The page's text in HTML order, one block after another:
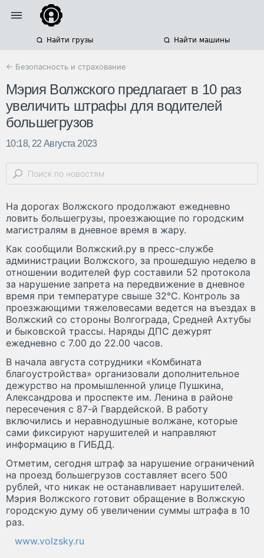
Найти грузы Найти машины
← Безопасность и страхование
Мэрия Волжского предлагает в 10 раз
увеличить штрафы для водителей
большегрузов
10:18, 22 Августа 2023
На дорогах Волжского продолжают ежедневно
ловить большегрузы, проезжающие по городским
магистралям в дневное время в жару.
Как сообщили Волжский.ру в пресс-службе
администрации Волжского, за прошедшую неделю в
отношении водителей фур составили 52 протокола
за нарушение запрета на передвижение в дневное
время при температуре свыше 32°С. Контроль за
проезжающими тяжеловесами ведется на въездах в
Волжский со стороны Волгограда, Средней Ахтубы
и быковской трассы. Наряды ДПС дежурят
ежедневно с 7.00 до 22.00 часов.
В начала августа сотрудники «Комбината
благоустройства» организовали дополнительное
дежурство на промышленной улице Пушкина,
Александрова и проспекте им. Ленина в районе
пересечения с 87-й Гвардейской. В работу
включились и неравнодушные волжане, которые
сами фиксируют нарушителей и направляют
информацию в ГИБДД.
Отметим, сегодня штраф за нарушение ограничений
на проезд большегрузов составляет всего 500
рублей, что никак не останавливает нарушителей.
Мэрия Волжского готовит обращение в Волжскую
городскую думу об увеличении суммы штрафа в 10
раз.
www.volzsky.ru